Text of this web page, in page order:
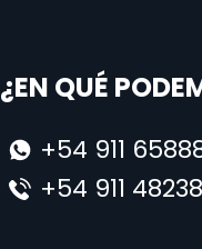
¿EN QUÉ
+54 911
+54 911